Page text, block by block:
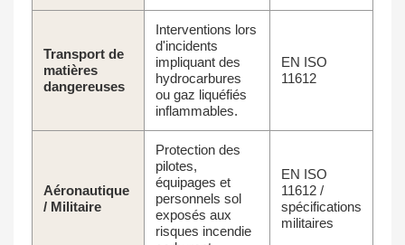
Transport de
matières
dangereuses
Interventions lors
d'incidents
impliquant des
hydrocarbures
ou gaz liquéfiés
inflammables.
EN ISO
11612
Aéronautique
/ Militaire
Protection des
pilotes,
équipages et
personnels sol
exposés aux
risques incendie
EN ISO
11612 /
spécifications
militaires